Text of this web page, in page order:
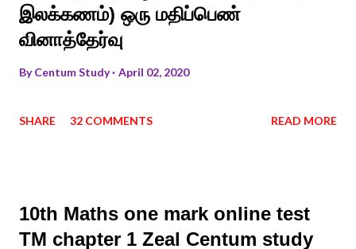
இலக்கணம்) ஒரு மதிப்பெண்
வினாத்தேர்வு
ByCentum Study April 02, 2020
SHARE 32 COMMENTS READ MORE
10th Maths one mark online test
TM chapter 1 Zeal Centum study